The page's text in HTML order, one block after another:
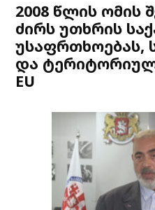
2008 წლის ომის
ძირს უთხრის
უსაფრთხოებას,
და
EU